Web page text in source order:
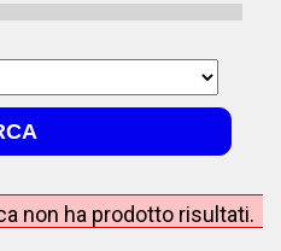
non ha prodotto risultati.